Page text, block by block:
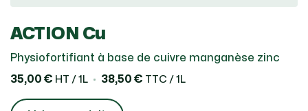
ACTION Cu
Physiofortifiant à base de cuivre manganèse zinc
35,00 € HT / 1L 38,50 € TTC / 1L